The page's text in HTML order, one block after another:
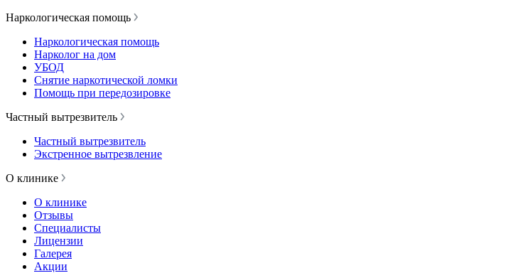
Наркологическая помощь
Наркологическая помощь
Нарколог на дом
УБОД
Снятие наркотической ломки
Помощь при передозировке
Частный вытрезвитель
Частный вытрезвитель
Экстренное вытрезвление
О клинике
О клинике
Отзывы
Специалисты
Лицензии
Галерея
Акции